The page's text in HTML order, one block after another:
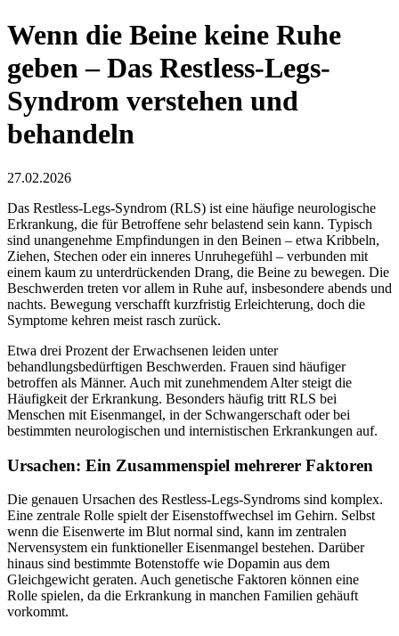
Wenn die Beine keine Ruhe
geben – Das Restless-Legs-
Syndrom verstehen und
behandeln
27.02.2026
Das Restless-Legs-Syndrom (RLS) ist eine häufige neurologische
Erkrankung, die für Betroffene sehr belastend sein kann. Typisch
sind unangenehme Empfindungen in den Beinen – etwa Kribbeln,
Ziehen, Stechen oder ein inneres Unruhegefühl – verbunden mit
einem kaum zu unterdrückenden Drang, die Beine zu bewegen. Die
Beschwerden treten vor allem in Ruhe auf, insbesondere abends und
nachts. Bewegung verschafft kurzfristig Erleichterung, doch die
Symptome kehren meist rasch zurück.
Etwa drei Prozent der Erwachsenen leiden unter
behandlungsbedürftigen Beschwerden. Frauen sind häufiger
betroffen als Männer. Auch mit zunehmendem Alter steigt die
Häufigkeit der Erkrankung. Besonders häufig tritt RLS bei
Menschen mit Eisenmangel, in der Schwangerschaft oder bei
bestimmten neurologischen und internistischen Erkrankungen auf.
Ursachen: Ein Zusammenspiel mehrerer Faktoren
Die genauen Ursachen des Restless-Legs-Syndroms sind komplex.
Eine zentrale Rolle spielt der Eisenstoffwechsel im Gehirn. Selbst
wenn die Eisenwerte im Blut normal sind, kann im zentralen
Nervensystem ein funktioneller Eisenmangel bestehen. Darüber
hinaus sind bestimmte Botenstoffe wie Dopamin aus dem
Gleichgewicht geraten. Auch genetische Faktoren können eine
Rolle spielen, da die Erkrankung in manchen Familien gehäuft
vorkommt.